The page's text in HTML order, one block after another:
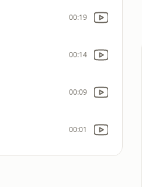
00:19
00:14
00:09
00:01